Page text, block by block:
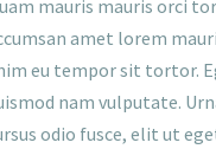
mauris mauris orci
amet lorem
eu tempor sit tortor.
nam vulputate.
odio fusce, elit ut